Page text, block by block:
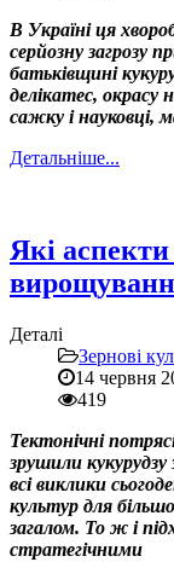
В Україні ця
серйозну загрозу
батьківщині
делікатес, окрасу
сажку і науковці,
Детальніше...
Які
Деталі
Зернові
14 червня
419
Тектонічні
зрушили
всі виклики
культур для
загалом. То ж і
стратегічними